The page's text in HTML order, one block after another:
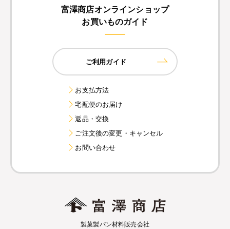
富澤商店オンラインショップ
お買いものガイド
ご利用ガイド
お支払方法
宅配便のお届け
返品・交換
ご注文後の変更・キャンセル
お問い合わせ
製菓製パン材料販売会社